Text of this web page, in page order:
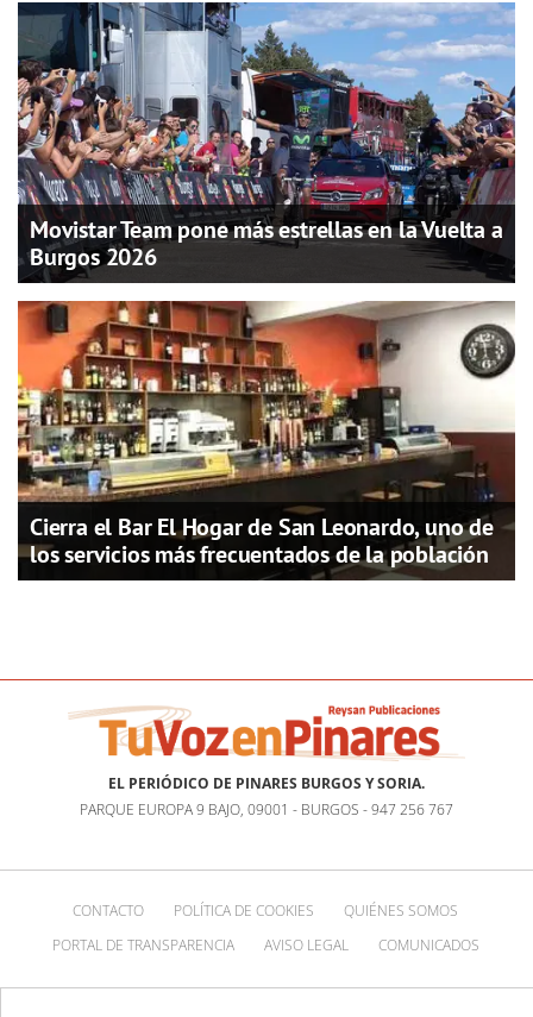
Movistar Team pone más estrellas en la Vuelta a
Burgos 2026
Cierra el Bar El Hogar de San Leonardo, uno de
los servicios más frecuentados de la población
EL PERIÓDICO DE PINARES BURGOS Y SORIA.
PARQUE EUROPA 9 BAJO, 09001 - BURGOS - 947 256 767
CONTACTO POLÍTICA DE COOKIES
QUIÉNES SOMOS
PORTAL DE TRANSPARENCIA
AVISO LEGAL COMUNICADOS